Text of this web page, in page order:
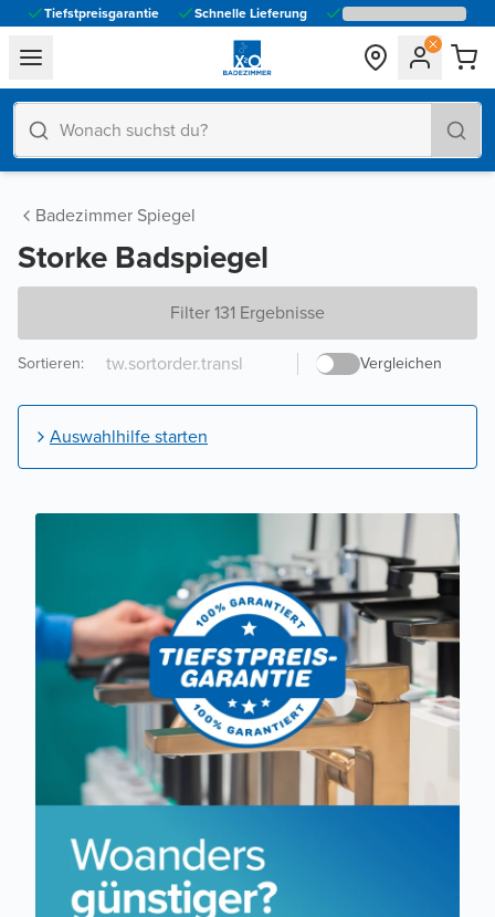
Tiefstpreisgarantie Schnelle Lieferung
general.navigation.toggle_menu.label
Badezimmer Spiegel
Storke Badspiegel
Filter 131 Ergebnisse
Vergleichen
Sortieren:
Auswahlhilfe starten